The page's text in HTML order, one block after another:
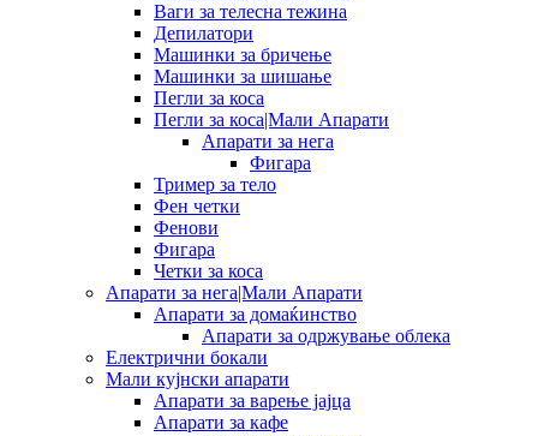
Ваги за телесна тежина
Депилатори
Машинки за бричење
Машинки за шишање
Пегли за коса
Пегли за коса|Мали Апарати
Апарати за нега
Фигара
Тример за тело
Фен четки
Фенови
Фигара
Четки за коса
Апарати за нега|Мали Апарати
Апарати за домаќинство
Апарати за одржување облека
Електрични бокали
Мали кујнски апарати
Апарати за варење јајца
Апарати за кафе